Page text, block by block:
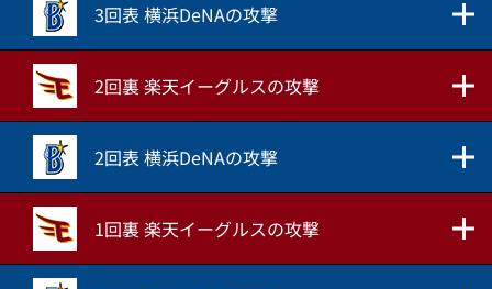
3回表 横浜DeNAの攻撃
2回裏 楽天イーグルスの攻撃
2回表 横浜DeNAの攻撃
1回裏 楽天イーグルスの攻撃